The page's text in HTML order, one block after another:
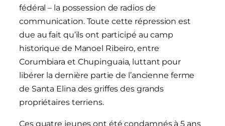
fédéral – la possession de radios de
communication. Toute cette répression est
due au fait qu’ils ont participé au camp
historique de Manoel Ribeiro, entre
Corumbiara et Chupinguaia, luttant pour
libérer la dernière partie de l’ancienne ferme
de Santa Elina des griffes des grands
propriétaires terriens.
Ces quatre jeunes ont été condamnés à 5 ans